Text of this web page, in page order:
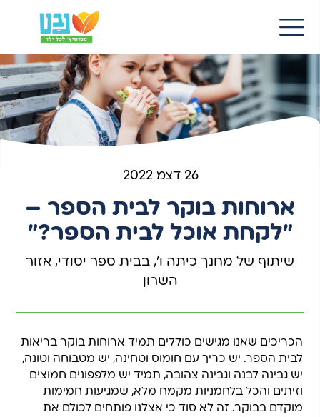
26 דצמ 2022
ארוחות בוקר לבית הספר –
"לקחת אוכל לבית הספר?"
שיתוף של מחנך כיתה ו', בבית ספר יסודי, אזור
השרון
הכריכים שאנו מגישים כוללים תמיד ארוחות בוקר בריאות
לבית הספר. יש כריך עם חומוס וטחינה, יש מטבוחה וטונה,
יש גבינה לבנה וגבינה צהובה, תמיד יש מלפפונים חמוצים
וזיתים והכל בלחמניות מקמח מלא, שמגיעות חמימות
מוקדם בבוקר. זה לא סוד כי אצלנו פותחים לכולם את